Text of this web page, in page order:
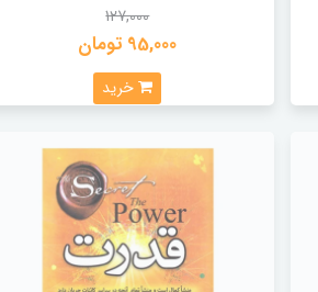
127,000
95,000 تومان
خرید